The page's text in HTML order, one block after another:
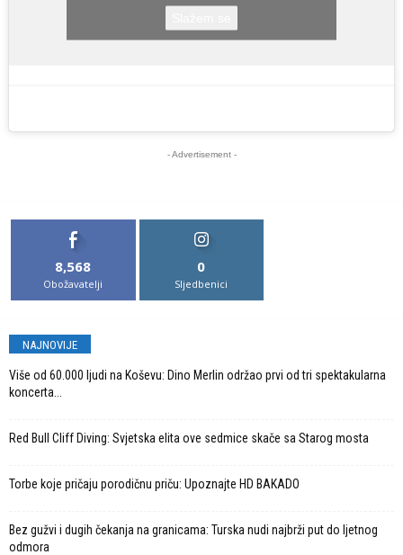
- Advertisement -
8,568
Obožavatelji
0
Sljedbenici
NAJNOVIJE
Više od 60.000 ljudi na Koševu: Dino Merlin održao prvi od tri spektakularna
koncerta...
Red Bull Cliff Diving: Svjetska elita ove sedmice skače sa Starog mosta
Torbe koje pričaju porodičnu priču: Upoznajte HD BAKADO
Bez gužvi i dugih čekanja na granicama: Turska nudi najbrži put do ljetnog
odmora